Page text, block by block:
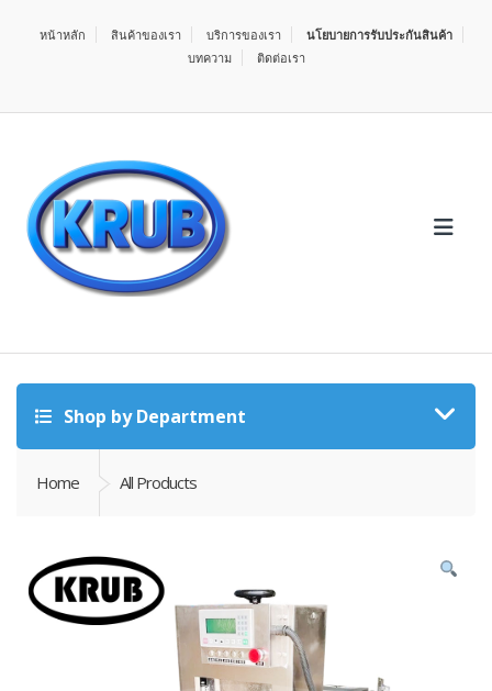
หน้าหลัก สินค้าของเรา บริการของเรา
นโยบายการรับประกันสินค้า
บทความ
ติดต่อเรา
Shop by Department
Home All Products